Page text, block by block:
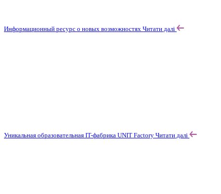
Информационный ресурс о новых возможностях Читати далі
Уникальная образовательная IT-фабрика UNIT Factory Читати далі